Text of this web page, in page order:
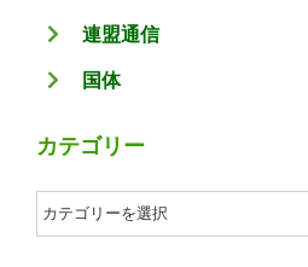
連盟通信
国体
カテゴリー
カ
テ